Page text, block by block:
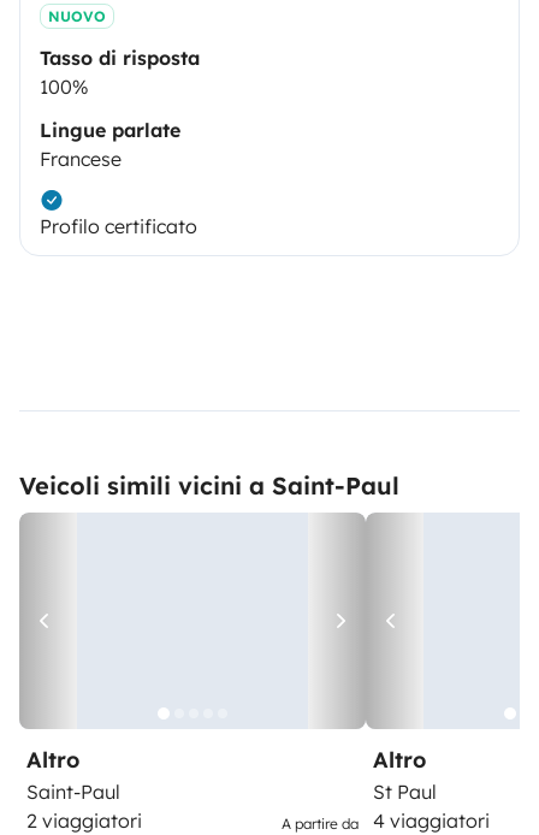
NUOVO
Tasso di risposta
100%
Lingue parlate
Francese
Profilo certificato
Veicoli simili vicini a Saint-Paul
Altro
Saint-Paul
2 viaggiatori
A partire da
Altro
St Paul
4 viaggiatori